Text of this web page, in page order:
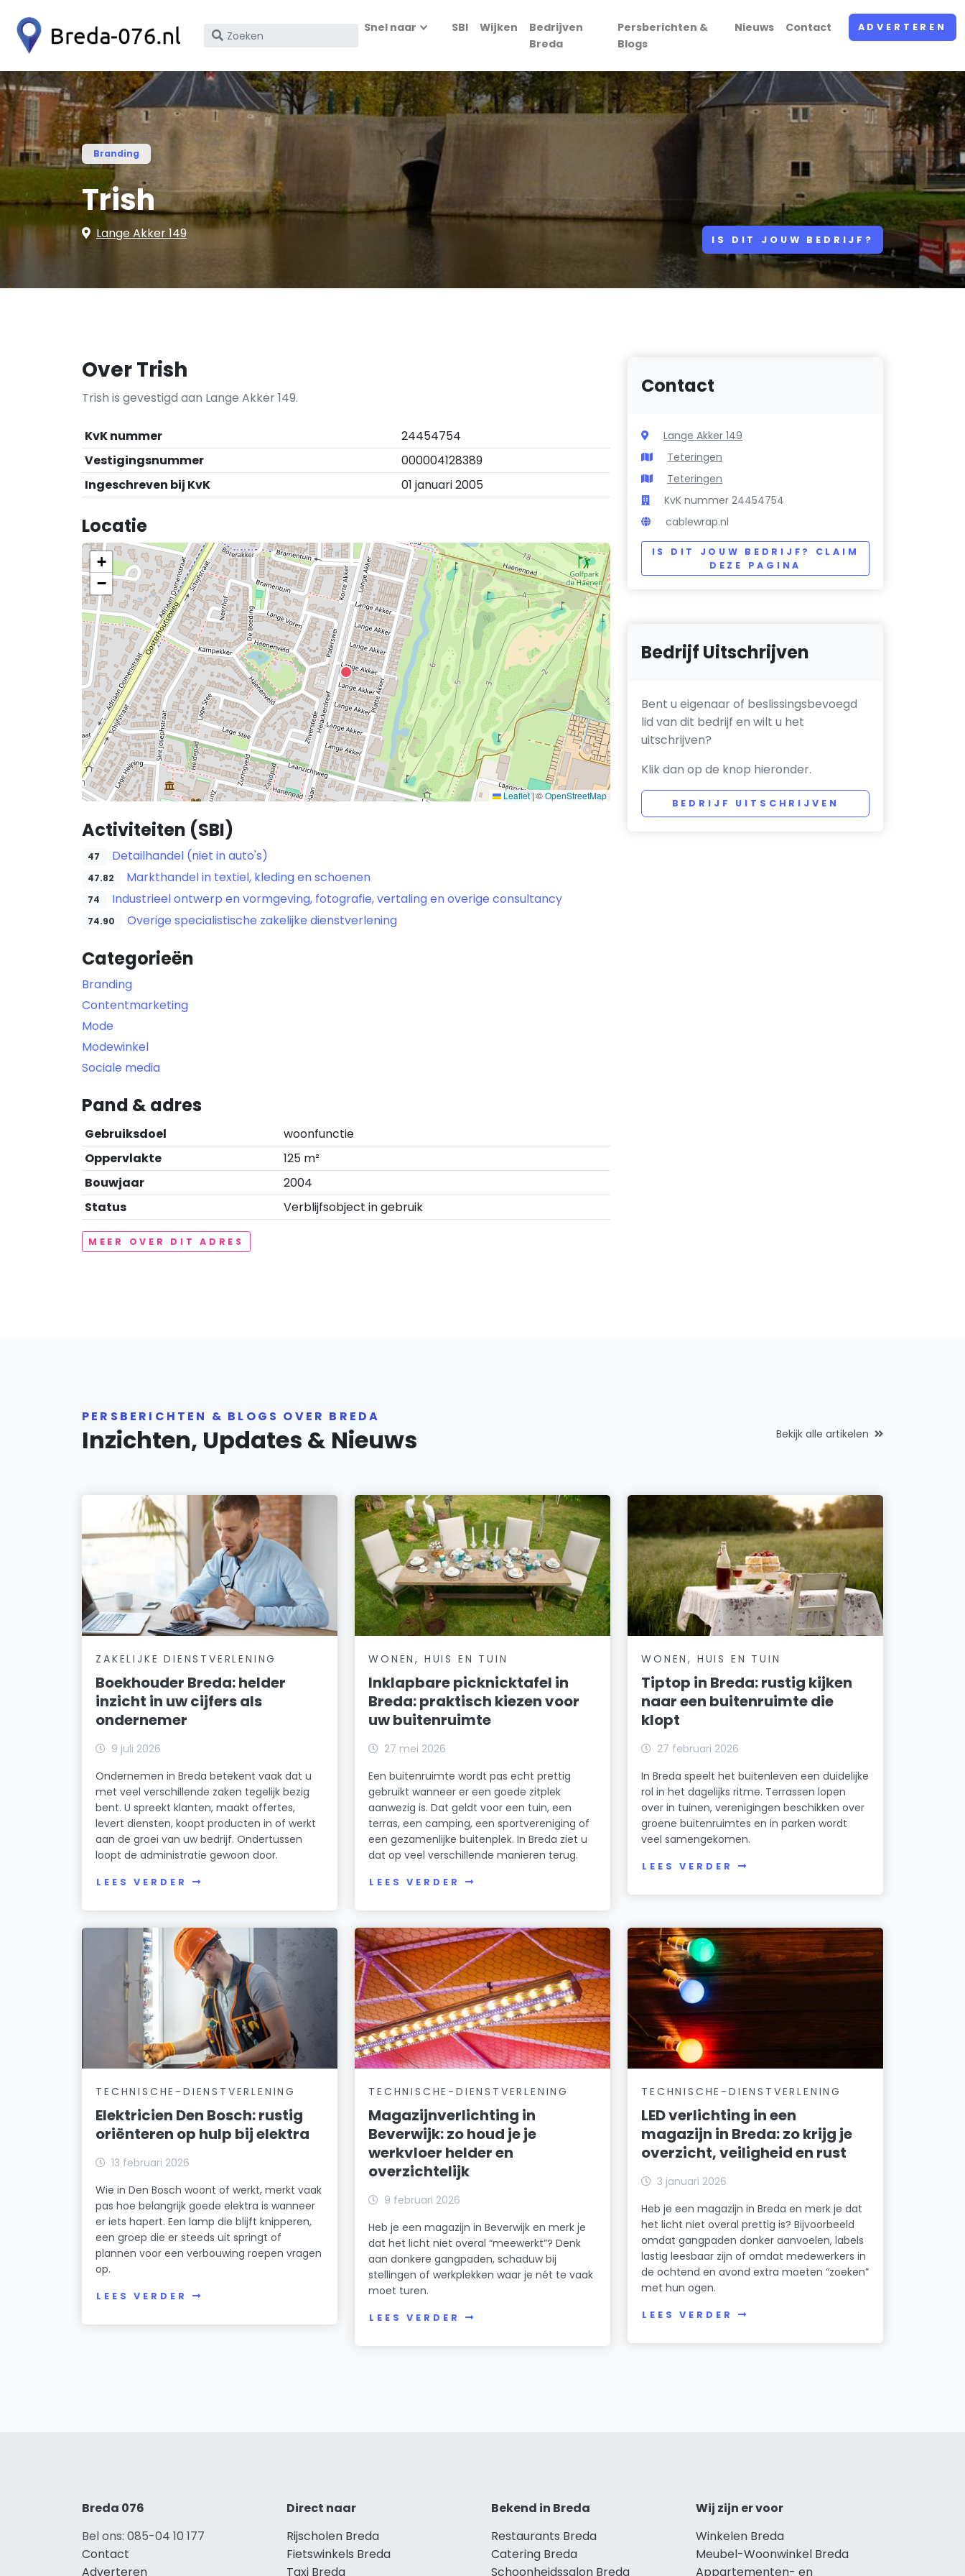
Zoek
bedrijfsnaam
of
KvK
nummer
Snel naar SBI Wijken
Bedrijven
Breda
Persberichten &
Blogs
Nieuws Contact ADVERTEREN
Branding
Trish
Lange Akker 149 IS DIT JOUW BEDRIJF?
Over Trish
Trish is gevestigd aan Lange Akker 149.
KvK nummer
24454754
Vestigingsnummer
000004128389
Ingeschreven bij KvK
01 januari 2005
Locatie
+
−
Leaflet|©OpenStreetMap
Activiteiten (SBI)
47 Detailhandel (niet in auto's)
47.82 Markthandel in textiel, kleding en schoenen
74 Industrieel ontwerp en vormgeving, fotografie, vertaling en overige consultancy
74.90 Overige specialistische zakelijke dienstverlening
Categorieën
Branding
Contentmarketing
Mode
Modewinkel
Sociale media
Pand & adres
Gebruiksdoel
woonfunctie
Oppervlakte
125 m²
Bouwjaar
2004
Status
Verblijfsobject in gebruik
MEER OVER DIT ADRES
Contact
Lange Akker 149
Teteringen
Teteringen
KvK nummer 24454754
cablewrap.nl
IS DIT JOUW BEDRIJF? CLAIM
DEZE PAGINA
Bedrijf Uitschrijven
Bent u eigenaar of beslissingsbevoegd
lid van dit bedrijf en wilt u het
uitschrijven?
Klik dan op de knop hieronder.
BEDRIJF UITSCHRIJVEN
PERSBERICHTEN & BLOGS OVER BREDA
Inzichten, Updates & Nieuws Bekijk alle artikelen
ZAKELIJKE DIENSTVERLENING
Boekhouder Breda: helder
inzicht in uw cijfers als
ondernemer
9 juli 2026
Ondernemen in Breda betekent vaak dat u
met veel verschillende zaken tegelijk bezig
bent. U spreekt klanten, maakt offertes,
levert diensten, koopt producten in of werkt
aan de groei van uw bedrijf. Ondertussen
loopt de administratie gewoon door.
LEES VERDER
WONEN, HUIS EN TUIN
Inklapbare picknicktafel in
Breda: praktisch kiezen voor
uw buitenruimte
27 mei 2026
Een buitenruimte wordt pas echt prettig
gebruikt wanneer er een goede zitplek
aanwezig is. Dat geldt voor een tuin, een
terras, een camping, een sportvereniging of
een gezamenlijke buitenplek. In Breda ziet u
dat op veel verschillende manieren terug.
LEES VERDER
WONEN, HUIS EN TUIN
Tiptop in Breda: rustig kijken
naar een buitenruimte die
klopt
27 februari 2026
In Breda speelt het buitenleven een duidelijke
rol in het dagelijks ritme. Terrassen lopen
over in tuinen, verenigingen beschikken over
groene buitenruimtes en in parken wordt
veel samengekomen.
LEES VERDER
TECHNISCHE-DIENSTVERLENING
Elektricien Den Bosch: rustig
oriënteren op hulp bij elektra
13 februari 2026
Wie in Den Bosch woont of werkt, merkt vaak
pas hoe belangrijk goede elektra is wanneer
er iets hapert. Een lamp die blijft knipperen,
een groep die er steeds uit springt of
plannen voor een verbouwing roepen vragen
op.
LEES VERDER
TECHNISCHE-DIENSTVERLENING
Magazijnverlichting in
Beverwijk: zo houd je je
werkvloer helder en
overzichtelijk
9 februari 2026
Heb je een magazijn in Beverwijk en merk je
dat het licht niet overal “meewerkt”? Denk
aan donkere gangpaden, schaduw bij
stellingen of werkplekken waar je nét te vaak
moet turen.
LEES VERDER
TECHNISCHE-DIENSTVERLENING
LED verlichting in een
magazijn in Breda: zo krijg je
overzicht, veiligheid en rust
3 januari 2026
Heb je een magazijn in Breda en merk je dat
het licht niet overal prettig is? Bijvoorbeeld
omdat gangpaden donker aanvoelen, labels
lastig leesbaar zijn of omdat medewerkers in
de ochtend en avond extra moeten “zoeken”
met hun ogen.
LEES VERDER
Breda 076
Bel ons: 085-04 10 177
Contact
Adverteren
Direct naar
Rijscholen Breda
Fietswinkels Breda
Taxi Breda
Bekend in Breda
Restaurants Breda
Catering Breda
Schoonheidssalon Breda
Wij zijn er voor
Winkelen Breda
Meubel-Woonwinkel Breda
Appartementen- en